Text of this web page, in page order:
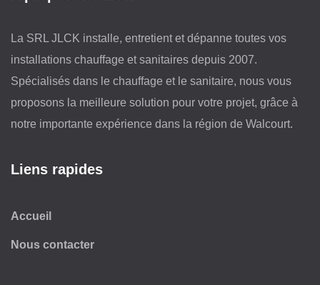
La SRL JLCK installe, entretient et dépanne toutes vos
installations chauffage et sanitaires depuis 2007.
Spécialisés dans le chauffage et le sanitaire, nous vous
proposons la meilleure solution pour votre projet, grâce à
notre importante expérience dans la région de Walcourt.
Liens rapides
Accueil
Nous contacter